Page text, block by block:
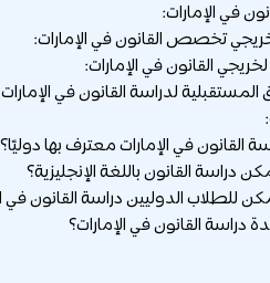
في الإمارات:
تخصص القانون في الإمارات:
القانون في الإمارات:
المستقبلية لدراسة القانون في